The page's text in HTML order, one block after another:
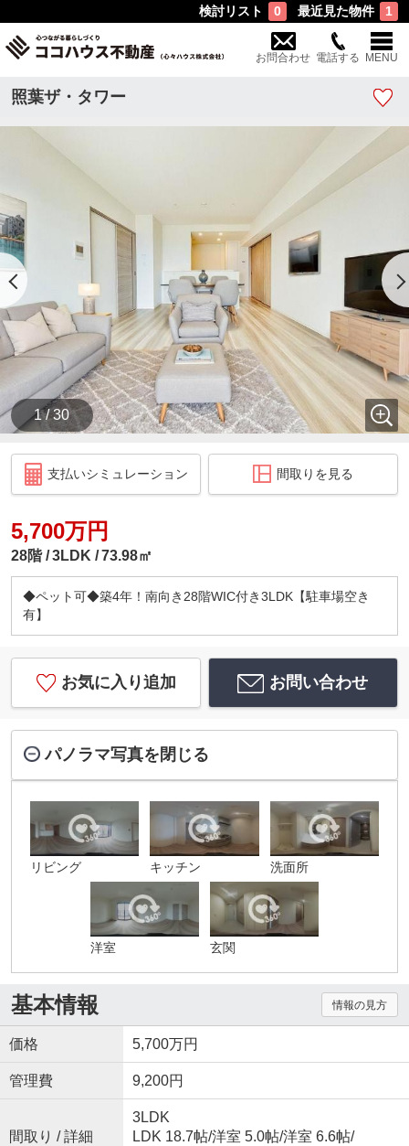
検討リスト 0 最近見た物件 1
お問合わせ 電話する MENU
照葉ザ・タワー
1 / 30
支払いシミュレーション 間取りを見る
5,700万円
28階 3LDK 73.98㎡
◆ペット可◆築4年！南向き28階WIC付き3LDK【駐車場空き
有】
お気に入り追加 お問い合わせ
パノラマ写真を閉じる
リビング キッチン 洗面所
洋室 玄関
基本情報 情報の見方
価格 5,700万円
管理費 9,200円
間取り / 詳細
3LDK
LDK 18.7帖/洋室 5.0帖/洋室 6.6帖/